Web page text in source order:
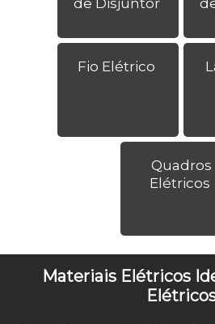
Fio Elétrico
Quadros
Elétricos
Materiais Elétricos